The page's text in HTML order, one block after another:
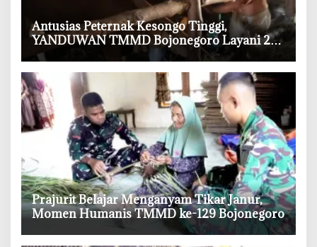
‎Antusias Peternak Kesongo Tinggi,
YANDUWAN TMMD Bojonegoro Layani 278
Ternak
‎Prajurit Belajar Menganyam Tikar Janur,
Momen Humanis TMMD ke-129 Bojonegoro